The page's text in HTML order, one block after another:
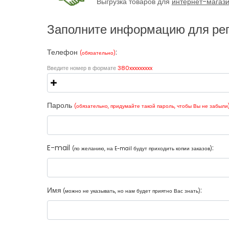
Заполните информацию для
Телефон (обязательно):
Введите номер в формате380xxxxxxxxx
Пароль (обязательно, придумайте такой пароль, чтобы Вы не забыли)
E-mail (по желанию, на E-mail будут приходить копии заказов):
Имя (можно не указывать, но нам будет приятно Вас знать):